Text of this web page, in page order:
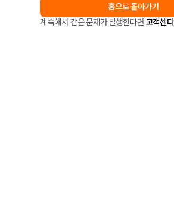
홈으로 돌아가기
계속해서 같은 문제가 발생한다면 고객센터